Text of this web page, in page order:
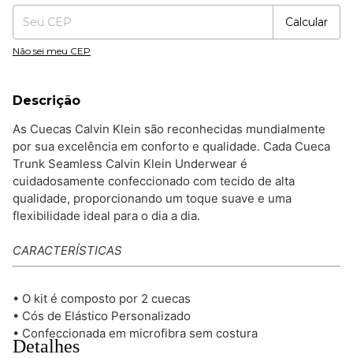
Calcular
Não sei meu CEP
Descrição
As Cuecas Calvin Klein são reconhecidas mundialmente
por sua excelência em conforto e qualidade. Cada Cueca
Trunk Seamless Calvin Klein Underwear é
cuidadosamente confeccionado com tecido de alta
qualidade, proporcionando um toque suave e uma
flexibilidade ideal para o dia a dia.
CARACTERÍSTICAS
• O kit é composto por 2 cuecas
• Cós de Elástico Personalizado
• Confeccionada em microfibra sem costura
Detalhes